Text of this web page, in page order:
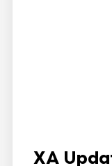
XA